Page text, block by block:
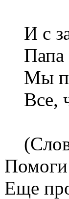
И с
Папа
Мы
Все,
Еще